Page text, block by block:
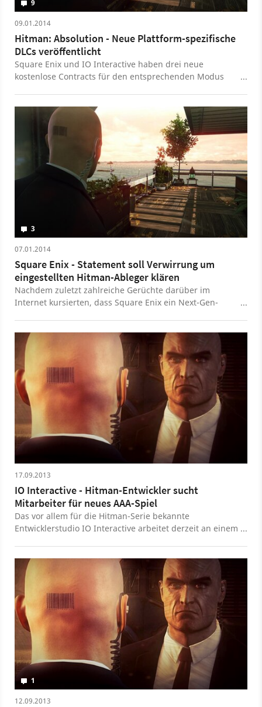
9
09.01.2014
Hitman: Absolution - Neue Plattform-spezifische
DLCs veröffentlicht
Square Enix und IO Interactive haben drei neue
kostenlose Contracts für den entsprechenden Modus
Missionen erhältlich.
3
07.01.2014
Square Enix - Statement soll Verwirrung um
eingestellten Hitman-Ableger klären
Nachdem zuletzt zahlreiche Gerüchte darüber im
Internet kursierten, dass Square Enix ein Next-Gen-
Einstellung eines Projekts ist darin keine Rede -
allerdings bestätigt man, dass sich ein neuer Hitman-
Ableger für den PC und für Next-Gen-Konsolen bei IO
Interactive in Arbeit befindet.
17.09.2013
IO Interactive - Hitman-Entwickler sucht
Mitarbeiter für neues AAA-Spiel
Das vor allem für die Hitman-Serie bekannte
Entwicklerstudio IO Interactive arbeitet derzeit an einem
1
12.09.2013